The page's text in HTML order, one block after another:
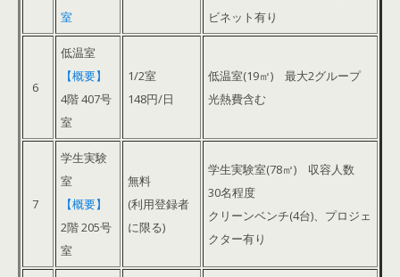
室
ビネット有り
6
低温室
【概要】
4階 407号
室
1/2室
148円/日
低温室(19㎡) 最大2グループ
光熱費含む
7
学生実験
室
【概要】
2階 205号
室
無料
(利用登録者
に限る)
学生実験室(78㎡) 収容人数
30名程度
クリーンベンチ(4台)、プロジェ
クター有り